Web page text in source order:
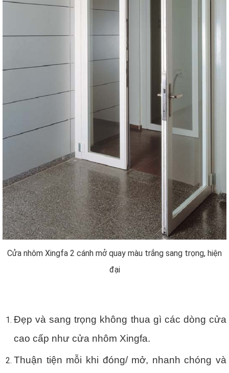
Cửa nhôm Xingfa 2 cánh mở quay màu trắng sang trọng, hiện
đại
Đẹp và sang trọng không thua gì các dòng cửa
cao cấp như cửa nhôm Xingfa.
Thuận tiện mỗi khi đóng/ mở, nhanh chóng và